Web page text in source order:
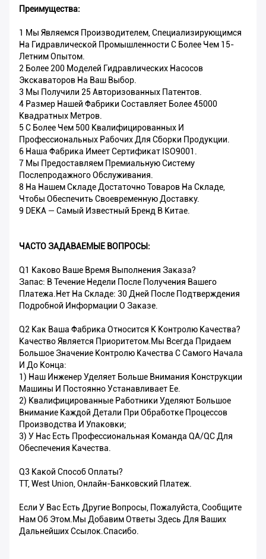
Преимущества:
1 Мы Являемся Производителем, Специализирующимся
На Гидравлической Промышленности С Более Чем 15-
Летним Опытом.
2 Более 200 Моделей Гидравлических Насосов
Экскаваторов На Ваш Выбор.
3 Мы Получили 25 Авторизованных Патентов.
4 Размер Нашей Фабрики Составляет Более 45000
Квадратных Метров.
5 С Более Чем 500 Квалифицированных И
Профессиональных Рабочих Для Сборки Продукции.
6 Наша Фабрика Имеет Сертификат ISO9001.
7 Мы Предоставляем Премиальную Систему
Послепродажного Обслуживания.
8 На Нашем Складе Достаточно Товаров На Складе,
Чтобы Обеспечить Своевременную Доставку.
9 DEKA — Самый Известный Бренд В Китае.
ЧАСТО ЗАДАВАЕМЫЕ ВОПРОСЫ:
Q1 Каково Ваше Время Выполнения Заказа?
Запас: В Течение Недели После Получения Вашего
Платежа.Нет На Складе: 30 Дней После Подтверждения
Подробной Информации О Заказе.
Q2 Как Ваша Фабрика Относится К Контролю Качества?
Качество Является Приоритетом.Мы Всегда Придаем
Большое Значение Контролю Качества С Самого Начала
И До Конца:
1) Наш Инженер Уделяет Больше Внимания Конструкции
Машины И Постоянно Устанавливает Ее.
2) Квалифицированные Работники Уделяют Большое
Внимание Каждой Детали При Обработке Процессов
Производства И Упаковки;
3) У Нас Есть Профессиональная Команда QA/QC Для
Обеспечения Качества.
Q3 Какой Способ Оплаты?
TT, West Union, Онлайн-Банковский Платеж.
Если У Вас Есть Другие Вопросы, Пожалуйста, Сообщите
Нам Об Этом.Мы Добавим Ответы Здесь Для Ваших
Дальнейших Ссылок.Спасибо.